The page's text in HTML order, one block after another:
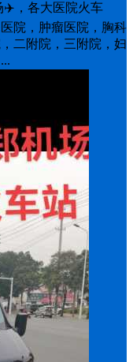
✈️，各大医院火车
院，肿瘤医院，胸科
二附院，三附院，妇